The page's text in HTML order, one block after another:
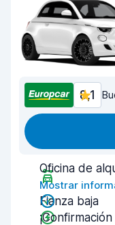
8,1
Oficina de
Mostrar
Fianza baja